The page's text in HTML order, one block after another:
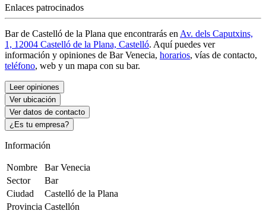
Enlaces patrocinados
Bar de Castelló de la Plana que encontrarás enAv. dels Caputxins,
1, 12004 Castelló de la Plana, Castelló. Aquí puedes ver
información y opiniones de Bar Venecia, horarios, vías de contacto,
teléfono, web y un mapa con su bar.
Leer opiniones
Ver ubicación
Ver datos de contacto
¿Es tu empresa?
Información
Nombre
Bar Venecia
Sector
Bar
Ciudad
Castelló de la Plana
Provincia Castellón